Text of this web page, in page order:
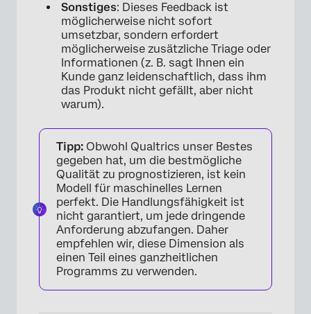
Sonstiges: Dieses Feedback ist
möglicherweise nicht sofort
umsetzbar, sondern erfordert
möglicherweise zusätzliche Triage oder
Informationen (z. B. sagt Ihnen ein
Kunde ganz leidenschaftlich, dass ihm
das Produkt nicht gefällt, aber nicht
warum).
Tipp: Obwohl Qualtrics unser Bestes
gegeben hat, um die bestmögliche
Qualität zu prognostizieren, ist kein
Modell für maschinelles Lernen
perfekt. Die Handlungsfähigkeit ist
nicht garantiert, um jede dringende
Anforderung abzufangen. Daher
empfehlen wir, diese Dimension als
einen Teil eines ganzheitlichen
Programms zu verwenden.